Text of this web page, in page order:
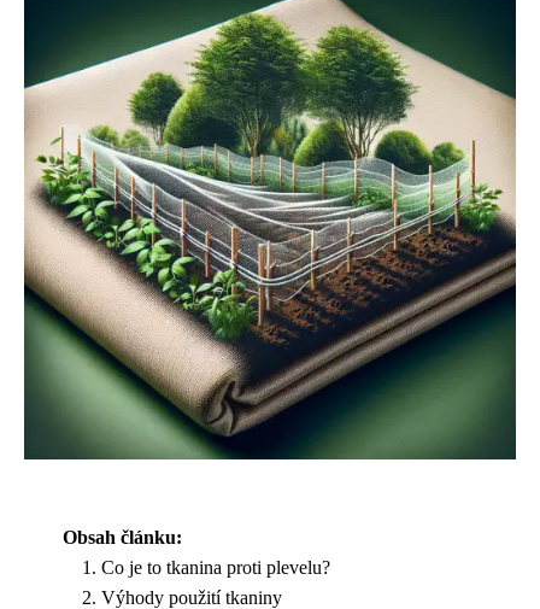
Obsah článku:
Co je to tkanina proti plevelu?
Výhody použití tkaniny